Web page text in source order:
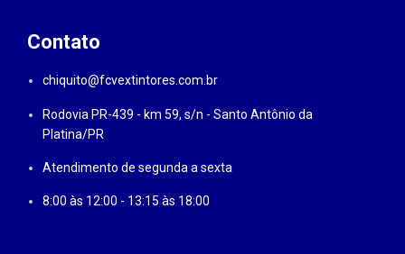
Contato
chiquito@fcvextintores.com.br
Rodovia PR-439 - km 59, s/n - Santo Antônio da
Platina/PR
Atendimento de segunda a sexta
8:00 às 12:00 - 13:15 às 18:00